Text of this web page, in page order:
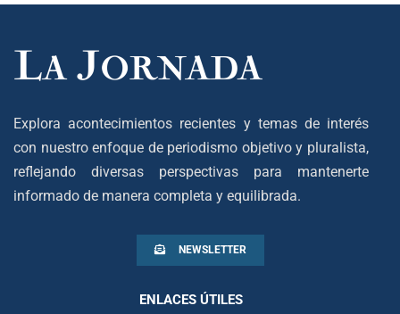
Explora acontecimientos recientes y temas de interés
con nuestro enfoque de periodismo objetivo y pluralista,
reflejando diversas perspectivas para mantenerte
informado de manera completa y equilibrada.
NEWSLETTER
ENLACES ÚTILES